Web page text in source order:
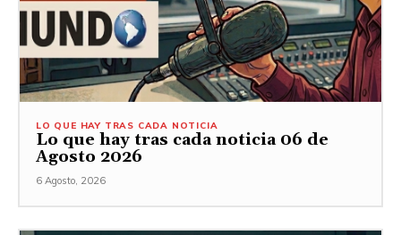
LO QUE HAY TRAS CADA NOTICIA
Lo que hay tras cada noticia 06 de
Agosto 2026
6 Agosto, 2026